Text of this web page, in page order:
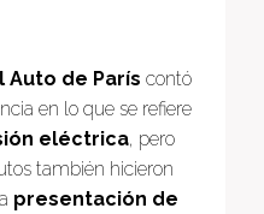
Auto de París contó
en lo que se refiere
eléctrica, pero
también hicieron
presentación de